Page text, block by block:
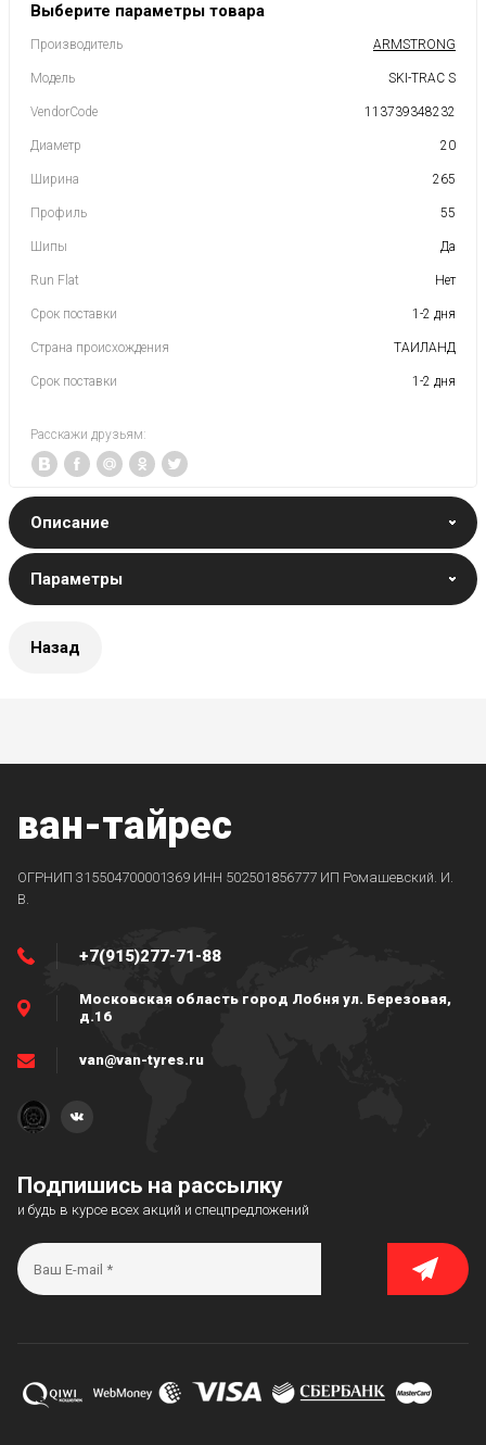
Выберите параметры товара
Производитель ARMSTRONG
Модель SKI-TRAC S
VendorCode 113739348232
Диаметр 20
Ширина 265
Профиль 55
Шипы Да
Run Flat Нет
Срок поставки 1-2 дня
Страна происхождения ТАИЛАНД
Срок поставки 1-2 дня
Расскажи друзьям:
Описание
Параметры
Назад
ван-тайрес
ОГРНИП 315504700001369 ИНН 502501856777 ИП Ромашевский. И.
В.
+7(915)277-71-88
Московская область город Лобня ул. Березовая,
д.16
van@van-tyres.ru
Подпишись на рассылку
и будь в курсе всех акций и спецпредложений